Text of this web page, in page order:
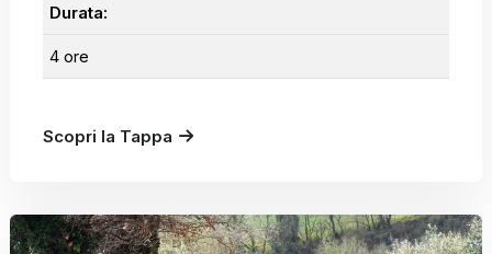
Durata:
4 ore
Scopri la Tappa